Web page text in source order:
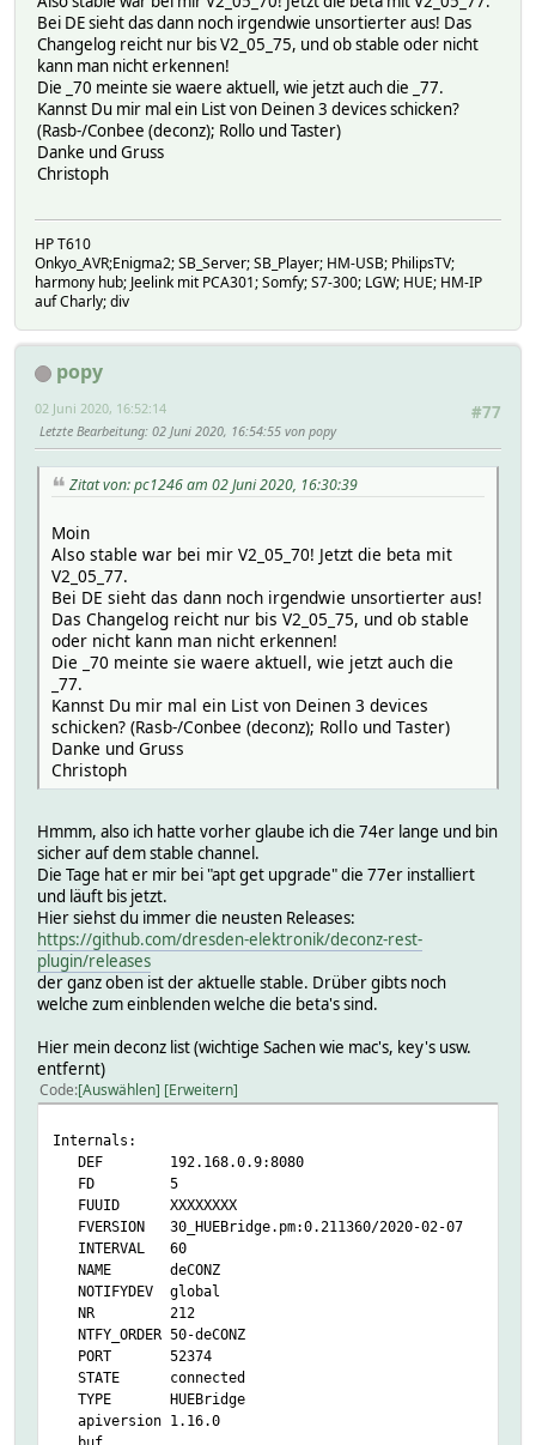
Bei DE sieht das dann noch irgendwie unsortierter aus! Das
Changelog reicht nur bis V2_05_75, und ob stable oder nicht
kann man nicht erkennen!
Die _70 meinte sie waere aktuell, wie jetzt auch die _77.
Kannst Du mir mal ein List von Deinen 3 devices schicken?
(Rasb-/Conbee (deconz); Rollo und Taster)
Danke und Gruss
Christoph
HP T610
Onkyo_AVR;Enigma2; SB_Server; SB_Player; HM-USB; PhilipsTV;
harmony hub; Jeelink mit PCA301; Somfy; S7-300; LGW; HUE; HM-IP
auf Charly; div
popy
#77
02 Juni 2020, 16:52:14
Letzte Bearbeitung: 02 Juni 2020, 16:54:55 von popy
Zitat von: pc1246 am 02 Juni 2020, 16:30:39
Moin
Also stable war bei mir V2_05_70! Jetzt die beta mit
V2_05_77.
Bei DE sieht das dann noch irgendwie unsortierter aus!
Das Changelog reicht nur bis V2_05_75, und ob stable
oder nicht kann man nicht erkennen!
Die _70 meinte sie waere aktuell, wie jetzt auch die
_77.
Kannst Du mir mal ein List von Deinen 3 devices
schicken? (Rasb-/Conbee (deconz); Rollo und Taster)
Danke und Gruss
Christoph
Hmmm, also ich hatte vorher glaube ich die 74er lange und bin
sicher auf dem stable channel.
Die Tage hat er mir bei "apt get upgrade" die 77er installiert
und läuft bis jetzt.
Hier siehst du immer die neusten Releases:
https://github.com/dresden-elektronik/deconz-rest-
plugin/releases
der ganz oben ist der aktuelle stable. Drüber gibts noch
welche zum einblenden welche die beta's sind.
Hier mein deconz list (wichtige Sachen wie mac's, key's usw.
entfernt)
Code Auswählen Erweitern
Internals:
DEF 192.168.0.9:8080
FD 5
FUUID XXXXXXXX
FVERSION 30_HUEBridge.pm:0.211360/2020-02-07
INTERVAL 60
NAME deCONZ
NOTIFYDEV global
NR 212
NTFY_ORDER 50-deCONZ
PORT 52374
STATE connected
TYPE HUEBridge
apiversion 1.16.0